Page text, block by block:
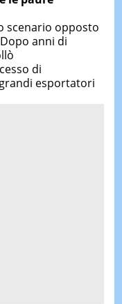
scenario opposto
Dopo anni di
di
esportatori